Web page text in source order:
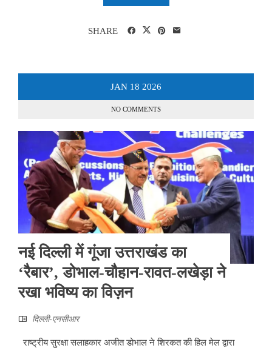
SHARE
JAN 18 2026
NO COMMENTS
नई दिल्ली में गूंजा उत्तराखंड का
‘रैबार’, डोभाल-चौहान-रावत-लखेड़ा ने
रखा भविष्य का विज़न
दिल्ली-एनसीआर
राष्ट्रीय सुरक्षा सलाहकार अजीत डोभाल ने शिरकत की हिल मेल द्वारा